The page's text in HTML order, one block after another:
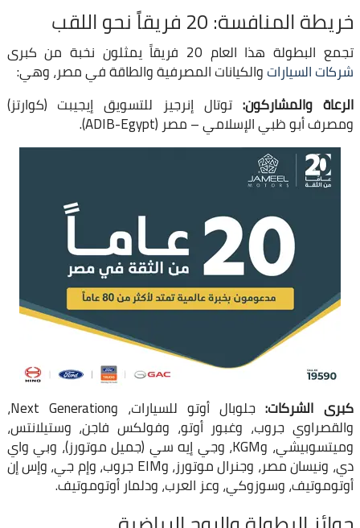
​خريطة المنافسة: 20 فريقاً نحو اللقب
​تجمع البطولة هذا العام 20 فريقاً يمثلون نخبة من كبرى
شركات السياراتوالكيانات المصرفية والطاقة في مصر، وهي:
​الرعاة والمشاركون: توتال إنرجيز للتسويق إيجيبت (كوارتز)
ومصرف أبو ظبي الإسلامي – مصر (ADIB-Egypt).
كبرى الشركات: جلوبال أوتو للسيارات، وNext Generation،
والقصراوي جروب، وغبور أوتو، وفولكس فاجن، وستيلانتس،
وميتسوبيشي، وKGM، وجي إيه سي (جميل موتورز)، وبي واي
دي، ونيسان مصر، وجنرال موتورز، وEIM جروب، وإم جي، وإس إن
أوتوموتيف، وسوزوكي، وعز العرب، ودلمار أوتوموتيف.